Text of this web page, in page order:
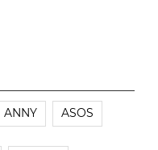
ANNY ASOS